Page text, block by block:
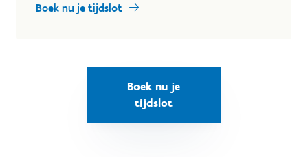
Boek nu je tijdslot
Boek nu je
tijdslot